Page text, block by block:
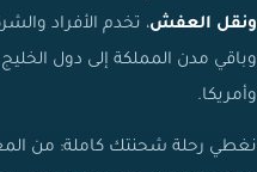
ونقل العفش، تخدم الأفراد
وباقي مدن المملكة إلى دول الخليج
وأمريكا.
نغطي رحلة شحنتك كاملة: من